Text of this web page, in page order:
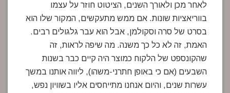
לאחר מכן ולאורך השנים, הציטוט חוזר על עצמו
בווריאציות שונות. אם ממש מתעקשים, המקור שלו הוא
בסרט של סרה וסקולמן, אבל הוא עבר גלגולים רבים.
האמת, זה לא כל כך משנה. מה שיפה לראות, זה
שהקונספט של הלקוח כמוצר היה קיים כבר בשנות
השבעים (אם כי באופן חתרני-משהו), ליווה אותנו במשך
עשרות שנים, והיום אנחנו מתייחסים אליו בשוויון נפש,